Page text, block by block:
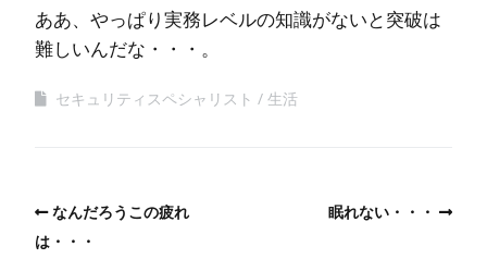
ああ、やっぱり実務レベルの知識がないと突破は
難しいんだな・・・。
セキュリティスペシャリスト 生活
なんだろうこの疲れ
は・・・
眠れない・・・